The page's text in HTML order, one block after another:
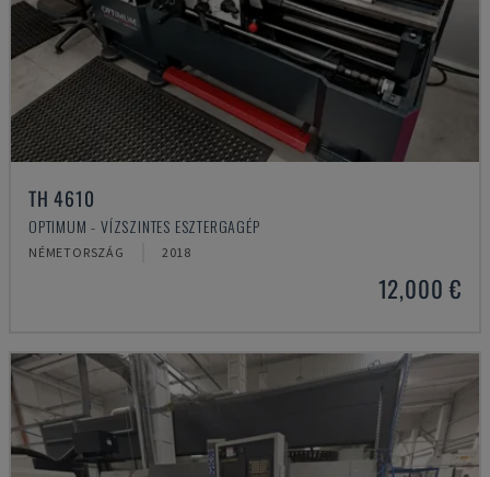
TH 4610
OPTIMUM - VÍZSZINTES ESZTERGAGÉP
NÉMETORSZÁG 2018
12,000 €